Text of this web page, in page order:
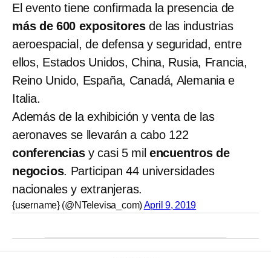
El evento tiene confirmada la presencia de
más de 600 expositoresde las industrias
aeroespacial, de defensa y seguridad, entre
ellos, Estados Unidos, China, Rusia, Francia,
Reino Unido, España, Canadá, Alemania e
Italia.
Además de la exhibición y venta de las
aeronaves se llevarán a cabo 122
conferenciasy casi 5 mil encuentros de
negocios. Participan 44 universidades
nacionales y extranjeras.
{username} (@NTelevisa_com)April 9, 2019